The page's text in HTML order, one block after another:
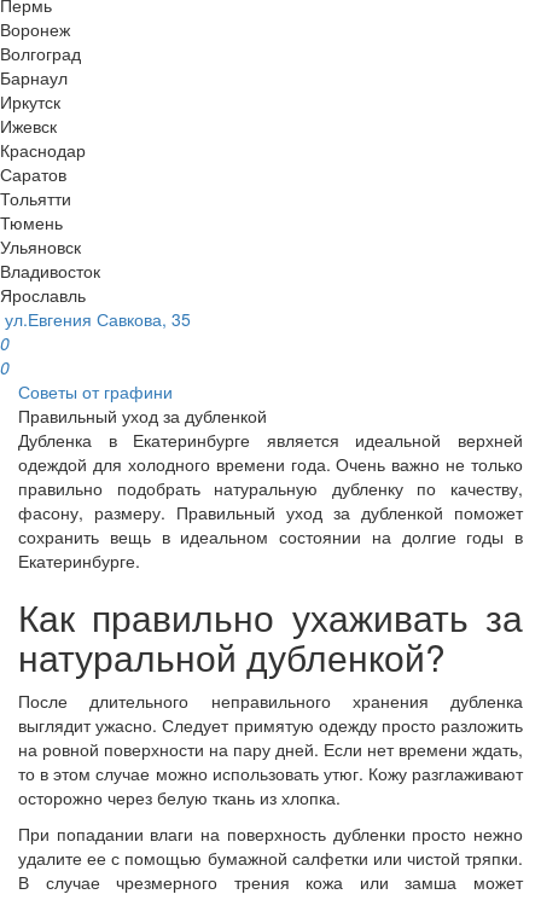
Пермь
Воронеж
Волгоград
Барнаул
Иркутск
Ижевск
Краснодар
Саратов
Тольятти
Тюмень
Ульяновск
Владивосток
Ярославль
ул.Евгения Савкова, 35
0
0
Советы от графини
Правильный уход за дубленкой
Дубленка в Екатеринбурге является идеальной верхней
одеждой для холодного времени года. Очень важно не только
правильно подобрать натуральную дубленку по качеству,
фасону, размеру. Правильный уход за дубленкой поможет
сохранить вещь в идеальном состоянии на долгие годы в
Екатеринбурге.
Как правильно ухаживать за
натуральной дубленкой?
После длительного неправильного хранения дубленка
выглядит ужасно. Следует примятую одежду просто разложить
на ровной поверхности на пару дней. Если нет времени ждать,
то в этом случае можно использовать утюг. Кожу разглаживают
осторожно через белую ткань из хлопка.
При попадании влаги на поверхность дубленки просто нежно
удалите ее с помощью бумажной салфетки или чистой тряпки.
В случае чрезмерного трения кожа или замша может